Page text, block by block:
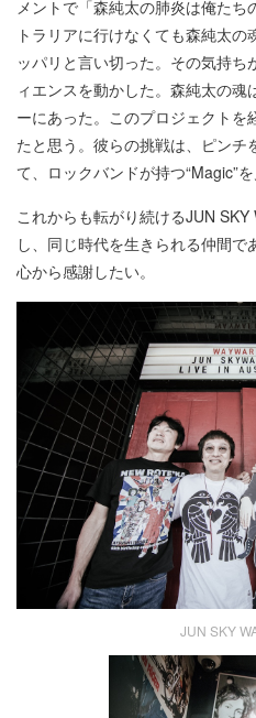
メントで「森純太の肺炎は俺たち
トラリアに行けなくても森純太
ッパリと言い切った。その気持
ィエンスを動かした。森純太の
ーにあった。このプロジェクトを
たと思う。彼らの挑戦は、ピンチ
て、ロックバンドが持つ“Magic”
これからも転がり続けるJUN
し、同じ時代を生きられる仲間で
心から感謝したい。
JUN SKY